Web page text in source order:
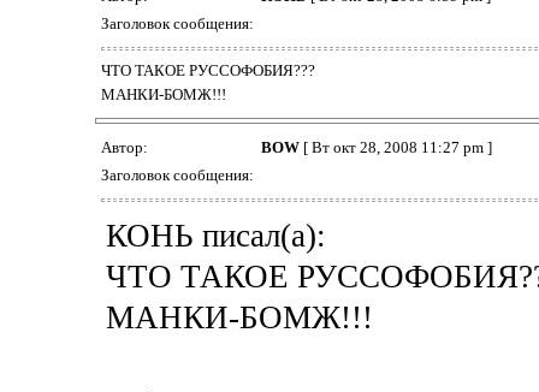
Заголовок сообщения:
ЧТО ТАКОЕ РУССОФОБИЯ???
МАНКИ-БОМЖ!!!
Автор: BOW[ Вт окт 28, 2008 11:27 pm ]
Заголовок сообщения:
КОНЬ писал(а):
ЧТО ТАКОЕ
МАНКИ-БОМЖ!!!